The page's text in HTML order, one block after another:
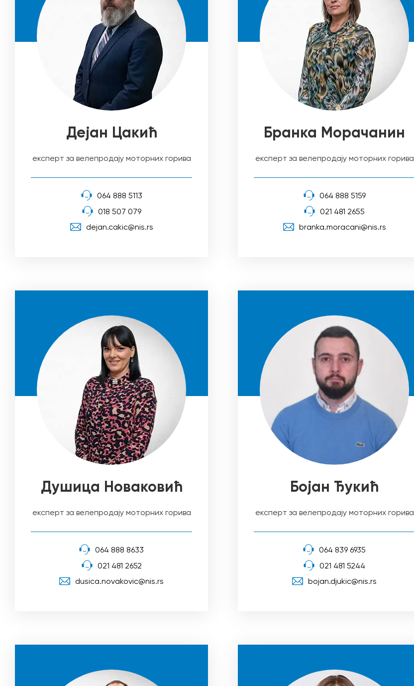
Дејан Цакић
експерт за велепродају моторних горива
064 888 5113
018 507 079
dejan.cakic@nis.rs
Бранка Морачанин
експерт за велепродају моторних горива
064 888 5159
021 481 2655
branka.moracani@nis.rs
Душица Новаковић
експерт за велепродају моторних горива
064 888 8633
021 481 2652
dusica.novakovic@nis.rs
Бојан Ђукић
експерт за велепродају моторних горива
064 839 6935
021 481 5244
bojan.djukic@nis.rs